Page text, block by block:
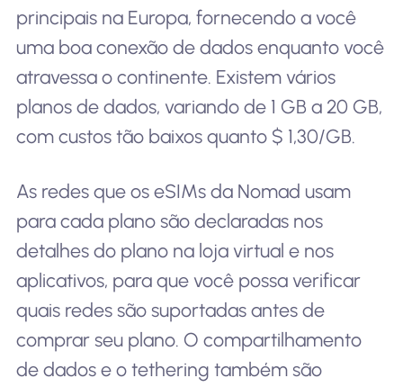
principais na Europa, fornecendo a você
uma boa conexão de dados enquanto você
atravessa o continente. Existem vários
planos de dados, variando de 1 GB a 20 GB,
com custos tão baixos quanto $ 1,30/GB.
As redes que os eSIMs da Nomad usam
para cada plano são declaradas nos
detalhes do plano na loja virtual e nos
aplicativos, para que você possa verificar
quais redes são suportadas antes de
comprar seu plano. O compartilhamento
de dados e o tethering também são